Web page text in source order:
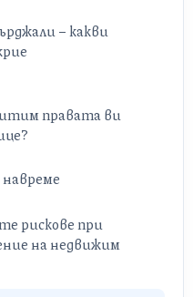
– какви
правата ви
рискове при
на недвижим